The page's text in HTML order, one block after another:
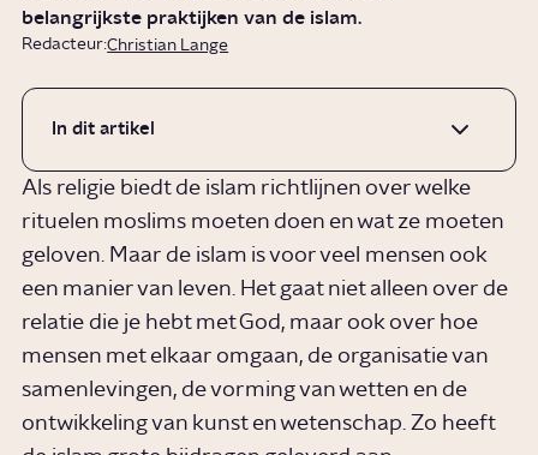
belangrijkste praktijken van de islam.
Redacteur:Christian Lange
In dit artikel
Als religie biedt de islam richtlijnen over welke
rituelen moslims moeten doen en wat ze moeten
geloven. Maar de islam is voor veel mensen ook
een manier van leven. Het gaat niet alleen over de
relatie die je hebt met God, maar ook over hoe
mensen met elkaar omgaan, de organisatie van
samenlevingen, de vorming van wetten en de
ontwikkeling van kunst en wetenschap. Zo heeft